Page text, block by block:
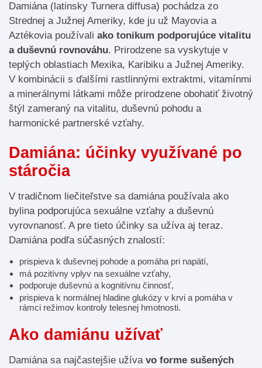
Damiána (latinsky Turnera diffusa) pochádza zo
Strednej a Južnej Ameriky, kde ju už Mayovia a
Aztékovia používali ako tonikum podporujúce vitalitu
a duševnú rovnováhu. Prirodzene sa vyskytuje v
teplých oblastiach Mexika, Karibiku a Južnej Ameriky.
V kombinácii s ďalšími rastlinnými extraktmi, vitamínmi
a minerálnymi látkami môže prirodzene obohatiť životný
štýl zameraný na vitalitu, duševnú pohodu a
harmonické partnerské vzťahy.
Damiána: účinky využívané po
stáročia
V tradičnom liečiteľstve sa damiána používala ako
bylina podporujúca sexuálne vzťahy a duševnú
vyrovnanosť. A pre tieto účinky sa užíva aj teraz.
Damiána podľa súčasných znalostí:
prispieva k duševnej pohode a pomáha pri napätí,
má pozitívny vplyv na sexuálne vzťahy,
podporuje duševnú a kognitívnu činnosť,
prispieva k normálnej hladine glukózy v krvi a pomáha v
rámci režimov kontroly telesnej hmotnosti.
Ako damiánu užívať
Damiána sa najčastejšie užíva vo forme sušených